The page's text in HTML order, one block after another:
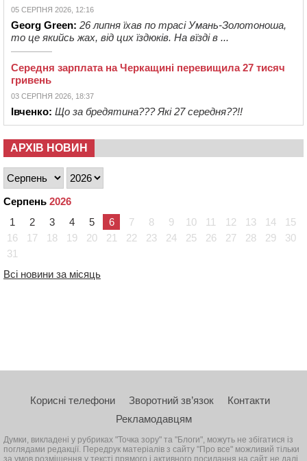
05 СЕРПНЯ 2026, 12:16
Georg Green: 26 липня їхав по трасі Умань-Золотоноша,
то це якийсь жах, від цих їздюків. На вїзді в ...
Середня зарплата на Черкащині перевищила 27 тисяч
гривень
03 СЕРПНЯ 2026, 18:37
Івченко: Що за бредятина??? Які 27 середня??!!
АРХІВ НОВИН
Серпень 2026
1
2 3 4 5 6 7 8 9 10 11 12 13 14
15
16
17 18 19 20 21 22 23 24 25 26 27 28 29
30
31
Всі новини за місяць
Корисні телефони Зворотний зв’язок
Контакти
Рекламодавцям
Думки, викладені у рубриках "Точка зору" та "Блоги", можуть не збігатися із
поглядами редакції. Передрук матеріалів з сайту "Про все" можливий тільки
за умов розміщення у тексті прямого і активного посилання на сайт не далі